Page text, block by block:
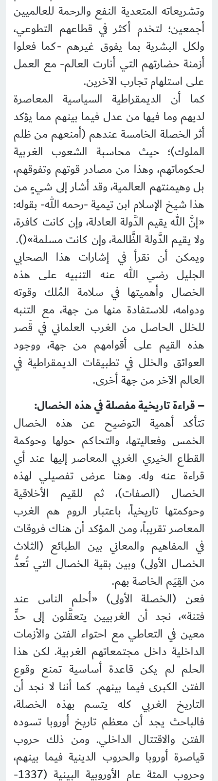
وتشريعاته المتعدية النفع والرحمة للعالميين
أجمعين؛ لتخدم أكثر في قطاعهم التطوعي،
ولكل البشرية بما يفوق غيرهم -كما فعلوا
أزمنة حضارتهم التي أنارت العالم- مع العمل
على استلهام تجارب الآخرين.
كما أن الديمقراطية السياسية المعاصرة
لديهم وما فيها من عدل فيما بينهم مما يؤكد
أثر الخصلة الخامسة عندهم (أمنعهم من ظلم
الملوك)؛ حيث محاسبة الشعوب الغربية
لحكوماتهم، وهذا من مصادر قوتهم وتفوقهم،
بل وهيمنتهم العالمية، وقد أشار إلى شيءٍ من
هذا شيخ الإسلام ابن تيمية -رحمه الله- بقوله:
«إنَّ الله يقيم الدَّولة العادلة، وإن كانت كافرة،
ولا يقيم الدَّولة الظَّالمة، وإن كانت مسلمة»().
ويمكن أن نقرأ في إشارات هذا الصحابي
الجليل رضي الله عنه التنبيه على هذه
الخصال وأهميتها في سلامة المُلك وقوته
ودوامه، للاستفادة منها من جهة، مع التنبه
للخلل الحاصل من الغرب العلماني في قَصر
هذه القيم على أقوامهم من جهة، ووجود
العوائق والخلل في تطبيقات الديمقراطية في
العالم الآخر من جهة أخرى.
– قراءة تاريخية مفصلة في هذه الخصال:
تتأكد أهمية التوضيح عن هذه الخصال
الخمس وفعاليتها، والتحاكم حولها وحوكمة
القطاع الخيري الغربي المعاصر إليها عند أي
قراءة عنه وله. وهنا عرض تفصيلي لهذه
الخصال (الصفات)، ثم للقيم الأخلاقية
وحوكمتها تاريخياً، باعتبار الروم هم الغرب
المعاصر تقريباً، ومن المؤكد أن هناك فروقات
في المفاهيم والمعاني بين الطبائع (الثلاث
الخصال الأولى) وبين بقية الخصال التي تُعدُّ
من القِيَم الخاصة بهم.
فعن (الخصلة الأولى) «أحلم الناس عند
فتنة»، نجد أن الغربيين يتعقَّلون إلى حدٍّ
معين في التعاطي مع احتواء الفتن والأزمات
الداخلية داخل مجتمعاتهم الغربية. لكن هذا
الحلم لم يكن قاعدة أساسية تمنع وقوع
الفتن الكبرى فيما بينهم. كما أننا لا نجد أن
التاريخ الغربي كله يتسم بهذه الخصلة،
فالباحث يجد أن معظم تاريخ أوروبا تسوده
الفتن والاقتتال الداخلي. ومن ذلك حروب
قياصرة أوروبا والحروب الدينية فيما بينهم،
وحروب المئة عام الأوروبية البينية (1337-